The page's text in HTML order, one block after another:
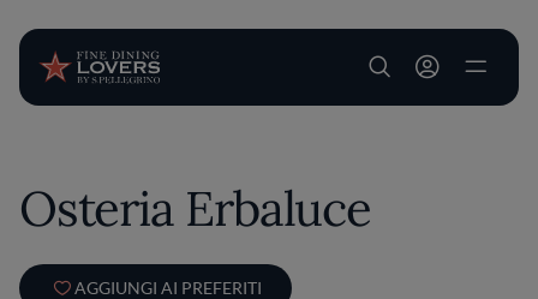
User account
Osteria Erbaluce
AGGIUNGI AI PREFERITI